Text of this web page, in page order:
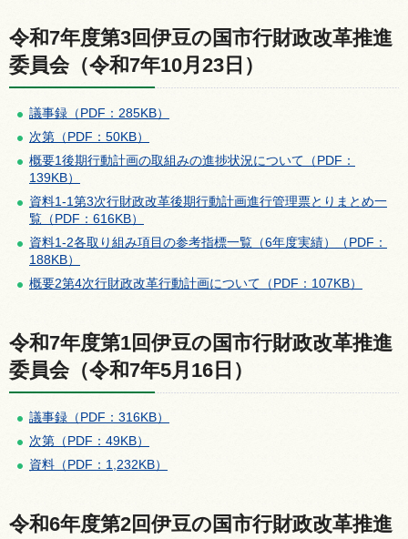
令和7年度第3回伊豆の国市行財政改革推進
委員会（令和7年10月23日）
議事録（PDF：285KB）
次第（PDF：50KB）
概要1後期行動計画の取組みの進捗状況について（PDF：
139KB）
資料1-1第3次行財政改革後期行動計画進行管理票とりまとめ一
覧（PDF：616KB）
資料1-2各取り組み項目の参考指標一覧（6年度実績）（PDF：
188KB）
概要2第4次行財政改革行動計画について（PDF：107KB）
令和7年度第1回伊豆の国市行財政改革推進
委員会（令和7年5月16日）
議事録（PDF：316KB）
次第（PDF：49KB）
資料（PDF：1,232KB）
令和6年度第2回伊豆の国市行財政改革推進